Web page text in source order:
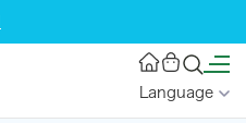
Language